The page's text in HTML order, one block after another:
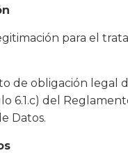
para el
de obligación legal
6.1.c) del
Datos.